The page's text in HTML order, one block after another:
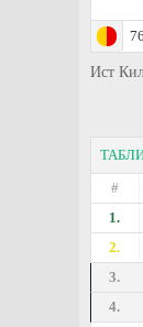
Ист
#
1.
2.
3.
4.